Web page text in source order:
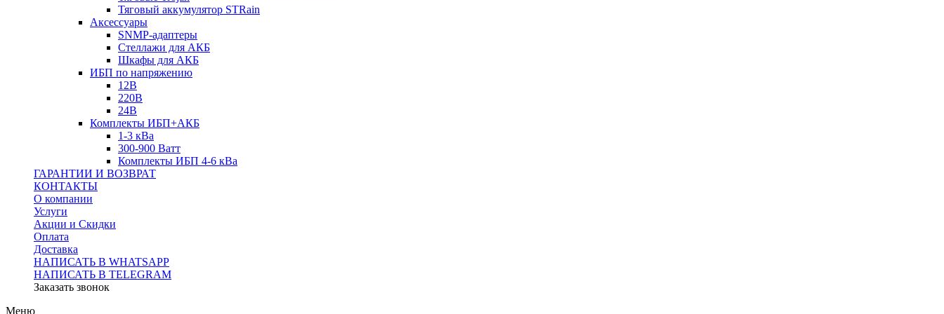
Тяговый аккумулятор STRain
Аксессуары
SNMP-адаптеры
Стеллажи для АКБ
Шкафы для АКБ
ИБП по напряжению
12В
220В
24В
Комплекты ИБП+АКБ
1-3 кВа
300-900 Ватт
Комплекты ИБП 4-6 кВа
ГАРАНТИИ И ВОЗВРАТ
КОНТАКТЫ
О компании
Услуги
Акции и Скидки
Оплата
Доставка
НАПИСАТЬ В WHATSAPP
НАПИСАТЬ В TELEGRAM
Заказать звонок
Меню